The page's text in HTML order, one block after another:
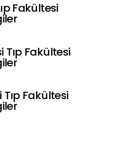
Fakültesi
Fakültesi
Fakültesi